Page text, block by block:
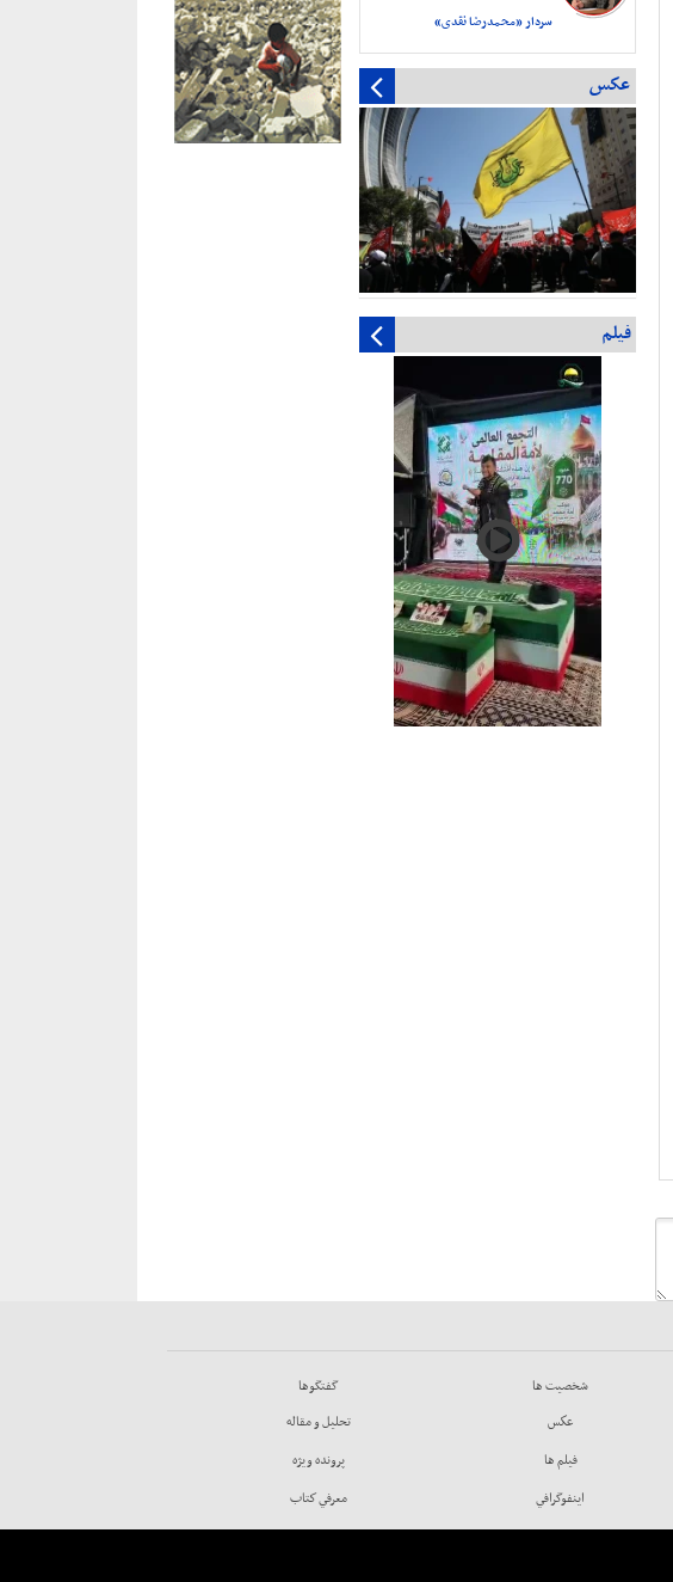
سردار «محمدرضا نقدی»
عکس
فیلم
شخصيت ها
عكس
فيلم ها
اينفوگرافي
گفتگوها
تحليل و مقاله
پرونده ويژه
معرفي كتاب